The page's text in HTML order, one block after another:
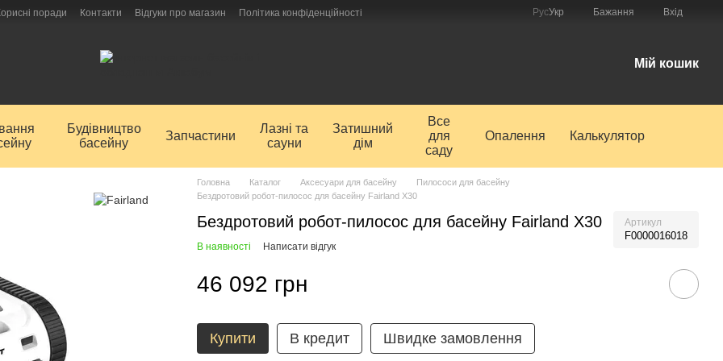
поради Контакти Відгуки про магазин Політика конфіденційності РусУкр Бажання Вхід
Мій кошик
Будівництво
басейну
Запчастини
Лазні та
сауни
Затишний
дім
Все
для
саду
Опалення Калькулятор
Головна Каталог Аксесуари для басейну
Пилососи для басейну
Бездротовий робот-пилосос для басейну Fairland X30
Бездротовий робот-пилосос для басейну Fairland X30 Артикул
F0000016018
В наявності Написати відгук
46 092 грн
Купити В кредит Швидке замовлення